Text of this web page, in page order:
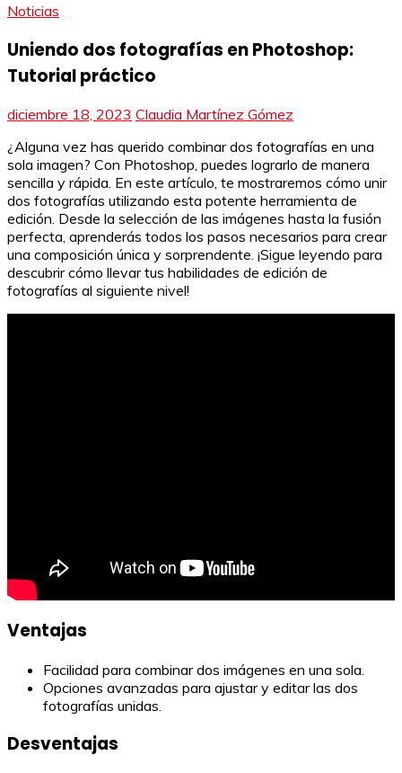
Noticias
Uniendo dos fotografías en Photoshop:
Tutorial práctico
diciembre 18, 2023 Claudia Martínez Gómez
¿Alguna vez has querido combinar dos fotografías en una
sola imagen? Con Photoshop, puedes lograrlo de manera
sencilla y rápida. En este artículo, te mostraremos cómo unir
dos fotografías utilizando esta potente herramienta de
edición. Desde la selección de las imágenes hasta la fusión
perfecta, aprenderás todos los pasos necesarios para crear
una composición única y sorprendente. ¡Sigue leyendo para
descubrir cómo llevar tus habilidades de edición de
fotografías al siguiente nivel!
Ventajas
Facilidad para combinar dos imágenes en una sola.
Opciones avanzadas para ajustar y editar las dos
fotografías unidas.
Desventajas